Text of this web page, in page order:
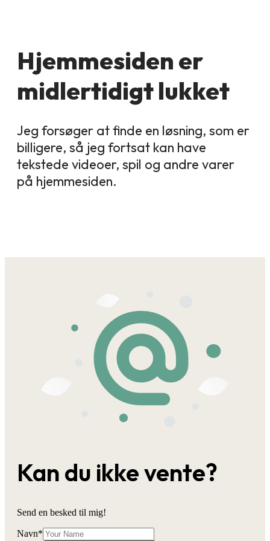
Hjemmesiden er
midlertidigt lukket
Jeg forsøger at finde en løsning, som er
billigere, så jeg fortsat kan have
tekstede videoer, spil og andre varer
på hjemmesiden.
Kan du ikke vente?
Send en besked til mig!
Navn*